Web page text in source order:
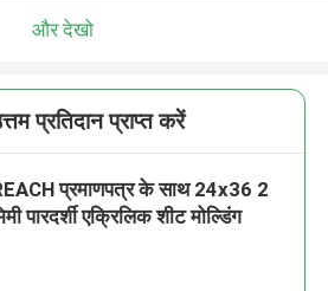
और देखो
प्रतिदान प्राप्त करें
प्रमाणपत्र के साथ 24x36 2
पारदर्शी एक्रिलिक शीट मोल्डिंग